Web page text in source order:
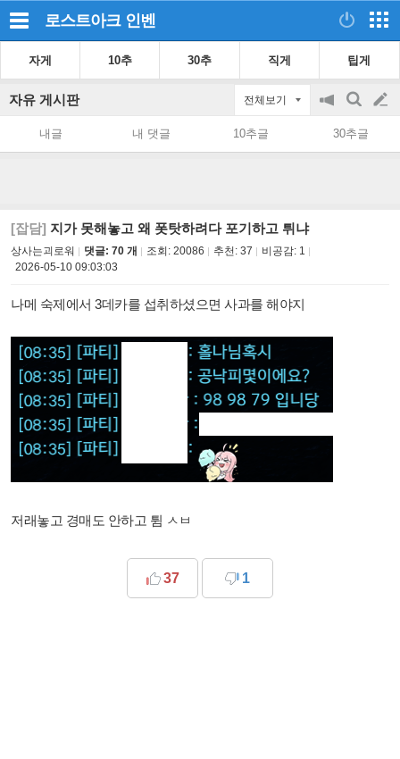
로스트아크 인벤
자게 10추 30추 직게 팁게
자유 게시판 전체보기
공
지
on/off
검
색
글
쓰
내글 내 댓글 10추글 30추글
[잡담] 지가 못해놓고 왜 폿탓하려다 포기하고 튀냐
상사는괴로워 댓글: 70 개 조회: 20086 추천: 37 비공감: 1
2026-05-10 09:03:03
나메 숙제에서 3데카를 섭취하셨으면 사과를 해야지
저래놓고 경매도 안하고 튐 ㅅㅂ
37 1